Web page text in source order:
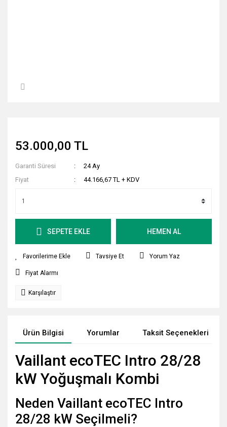
53.000,00 TL
Garanti Süresi
24 Ay
Fiyat
44.166,67 TL + KDV
SEPETE EKLE HEMEN AL
Tavsiye Et Yorum Yaz
Fiyat Alarmı
Karşılaştır
Ürün Bilgisi Yorumlar Taksit Seçenekleri
Vaillant ecoTEC Intro 28/28
kW Yoğuşmalı Kombi
Neden Vaillant ecoTEC Intro
28/28 kW Seçilmeli?